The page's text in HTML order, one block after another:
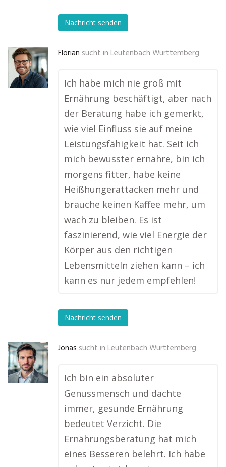
Nachricht senden
Florian sucht in Leutenbach Württemberg
Ich habe mich nie groß mit
Ernährung beschäftigt, aber nach
der Beratung habe ich gemerkt,
wie viel Einfluss sie auf meine
Leistungsfähigkeit hat. Seit ich
mich bewusster ernähre, bin ich
morgens fitter, habe keine
Heißhungerattacken mehr und
brauche keinen Kaffee mehr, um
wach zu bleiben. Es ist
faszinierend, wie viel Energie der
Körper aus den richtigen
Lebensmitteln ziehen kann – ich
kann es nur jedem empfehlen!
Nachricht senden
Jonas sucht in Leutenbach Württemberg
Ich bin ein absoluter
Genussmensch und dachte
immer, gesunde Ernährung
bedeutet Verzicht. Die
Ernährungsberatung hat mich
eines Besseren belehrt. Ich habe